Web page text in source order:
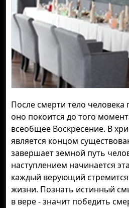
После смерти тело человека
оно покоится до того
всеобщее Воскресение. В
является концом
завершает земной путь
наступлением начинается
каждый верующий
жизни. Познать истинный
в вере - значит победить